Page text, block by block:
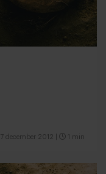
17 december 2012 1 min